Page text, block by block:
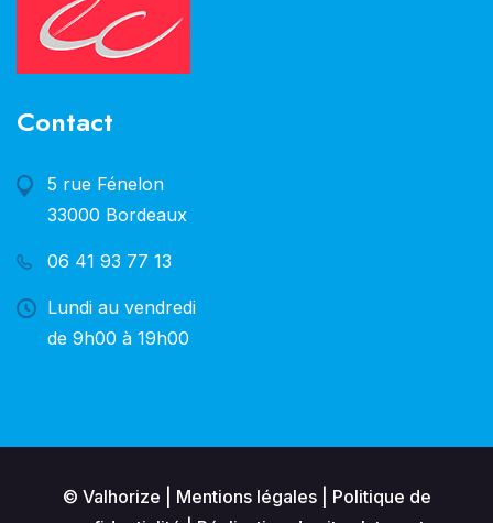
Contact
5 rue Fénelon
33000 Bordeaux
06 41 93 77 13
Lundi au vendredi
de 9h00 à 19h00
© Valhorize | Mentions légales| Politique de